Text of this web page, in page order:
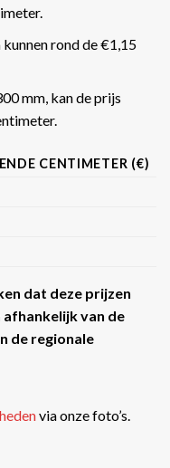
rond de €1,15
mm, kan de prijs
CENTIMETER (€)
dat deze prijzen
van de
de regionale
via onze foto’s.